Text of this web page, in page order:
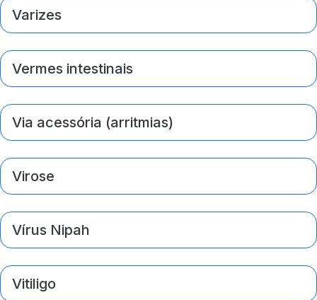
Varizes
Vermes intestinais
Via acessória (arritmias)
Virose
Vírus Nipah
Vitiligo